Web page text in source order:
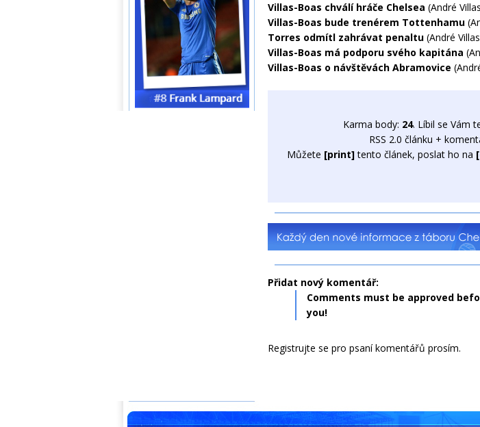
Villas-Boas chválí hráče Chelsea (André
Villas-Boas bude trenérem Tottenhamu
Torres odmítl zahrávat penaltu (André
Villas-Boas má podporu svého kapitána
Villas-Boas o návštěvách Abramovice
Karma body: 24. Líbil se Vám
RSS 2.0 článku +
Můžete [print]tento článek, poslat ho na
Přidat nový komentář:
Comments must be approved
you!
Registrujte se pro psaní komentářů prosím.